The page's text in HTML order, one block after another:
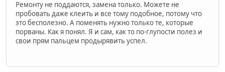
Ремонту не поддаются, замена только. Можете не
пробовать даже клеить и все тому подобное, потому что
это бесполезно. А поменять нужно только те, которые
порваны. Как я понял. Я и сам, как то по-глупости полез и
свои прям пальцем продырявить успел.